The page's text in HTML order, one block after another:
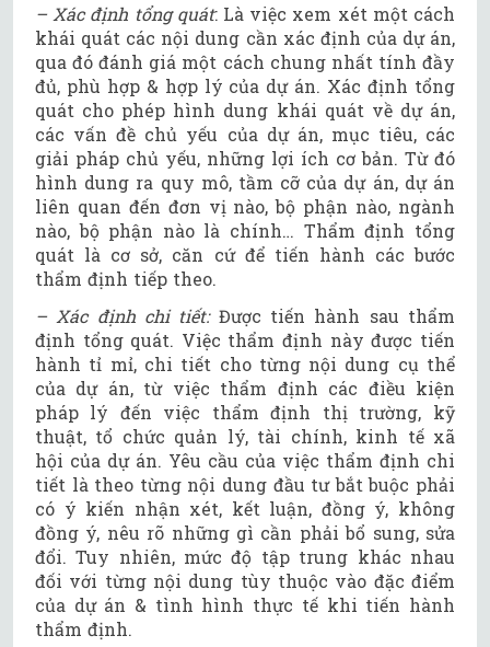
– Xác định tổng quát: Là việc xem xét một cách
khái quát các nội dung cần xác định của dự án,
qua đó đánh giá một cách chung nhất tính đầy
đủ, phù hợp & hợp lý của dự án. Xác định tổng
quát cho phép hình dung khái quát về dự án,
các vấn đề chủ yếu của dự án, mục tiêu, các
giải pháp chủ yếu, những lợi ích cơ bản. Từ đó
hình dung ra quy mô, tầm cỡ của dự án, dự án
liên quan đến đơn vị nào, bộ phận nào, ngành
nào, bộ phận nào là chính… Thẩm định tổng
quát là cơ sở, căn cứ để tiến hành các bước
thẩm định tiếp theo.
– Xác định chi tiết:Được tiến hành sau thẩm
định tổng quát. Việc thẩm định này được tiến
hành tỉ mỉ, chi tiết cho từng nội dung cụ thể
của dự án, từ việc thẩm định các điều kiện
pháp lý đến việc thẩm định thị trường, kỹ
thuật, tổ chức quản lý, tài chính, kinh tế xã
hội của dự án. Yêu cầu của việc thẩm định chi
tiết là theo từng nội dung đầu tư bắt buộc phải
có ý kiến nhận xét, kết luận, đồng ý, không
đồng ý, nêu rõ những gì cần phải bổ sung, sửa
đổi. Tuy nhiên, mức độ tập trung khác nhau
đối với từng nội dung tùy thuộc vào đặc điểm
của dự án & tình hình thực tế khi tiến hành
thẩm định.